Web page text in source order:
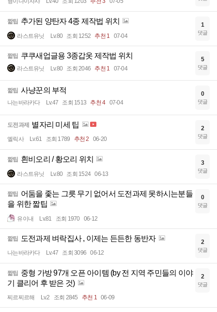
짧팁 추가된 양탄자 4종 제작법 위치
라스트유닛 Lv.80 조회 1252 추천 1 07-04
1
댓글
짧팁 쿠쿠새업글용 3종갑옷 제작법 위치
라스트유닛 Lv.80 조회 2046 추천 1 07-04
5
댓글
짧팁 사냥꾼의 부적
나는바라카다 Lv.47 조회 1513 추천 4 07-04
0
댓글
도전과제 별자리 미세 팁
엘릭사 Lv.61 조회 1789 추천 2 06-20
2
댓글
짧팁 흰비오리 / 황오리 위치
라스트유닛 Lv.80 조회 1524 06-13
3
댓글
짧팁 어둠을 좇는 그릇 무기 없어서 도전과제 못하시는분들
을 위한 짧팁
유이내 Lv.81 조회 1970 06-12
0
댓글
짧팁 도전과제 벼락집사 , 이제는 든든한 동반자
나는바라카다 Lv.47 조회 3096 06-12
2
댓글
짧팁 중형 가방 97개 오픈 아이템 (by 전 지역 주민들의 이야
기 클리어 후 받은 것)
찌르찌르해 Lv.2 조회 2845 추천 1 06-09
2
댓글